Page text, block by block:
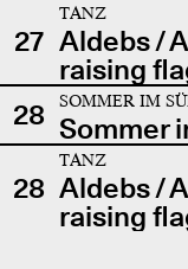
27
TANZ
Aldebs /
raising
28
SOMMER IM
Sommer
28
TANZ
Aldebs /
raising